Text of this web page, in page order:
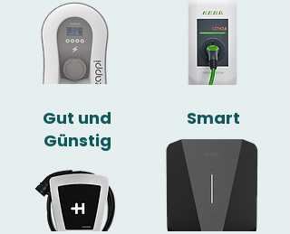
Gut und
Günstig
Smart